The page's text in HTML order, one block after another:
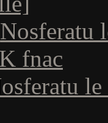
Nosferatu
fnac